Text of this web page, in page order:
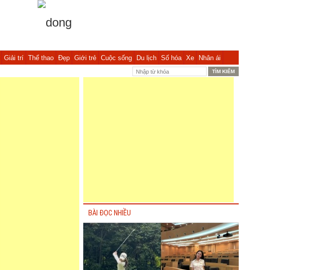
Giải trí Thể thao Đẹp Giới trẻ Cuộc sống Du lịch Số hóa Xe Nhân ái
BÀI ĐỌC NHIỀU